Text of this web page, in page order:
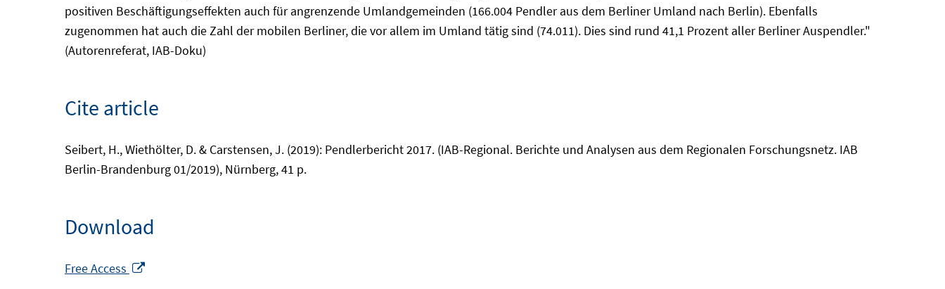
positiven Beschäftigungseffekten auch für angrenzende Umlandgemeinden (166.004 Pendler aus dem Berliner Umland nach Berlin). Ebenfalls
zugenommen hat auch die Zahl der mobilen Berliner, die vor allem im Umland tätig sind (74.011). Dies sind rund 41,1 Prozent aller Berliner Auspendler."
(Autorenreferat, IAB-Doku)
Cite article
Seibert, H., Wiethölter, D. & Carstensen, J. (2019): Pendlerbericht 2017. (IAB-Regional. Berichte und Analysen aus dem Regionalen Forschungsnetz. IAB
Berlin-Brandenburg 01/2019), Nürnberg, 41 p.
Download
Free Access